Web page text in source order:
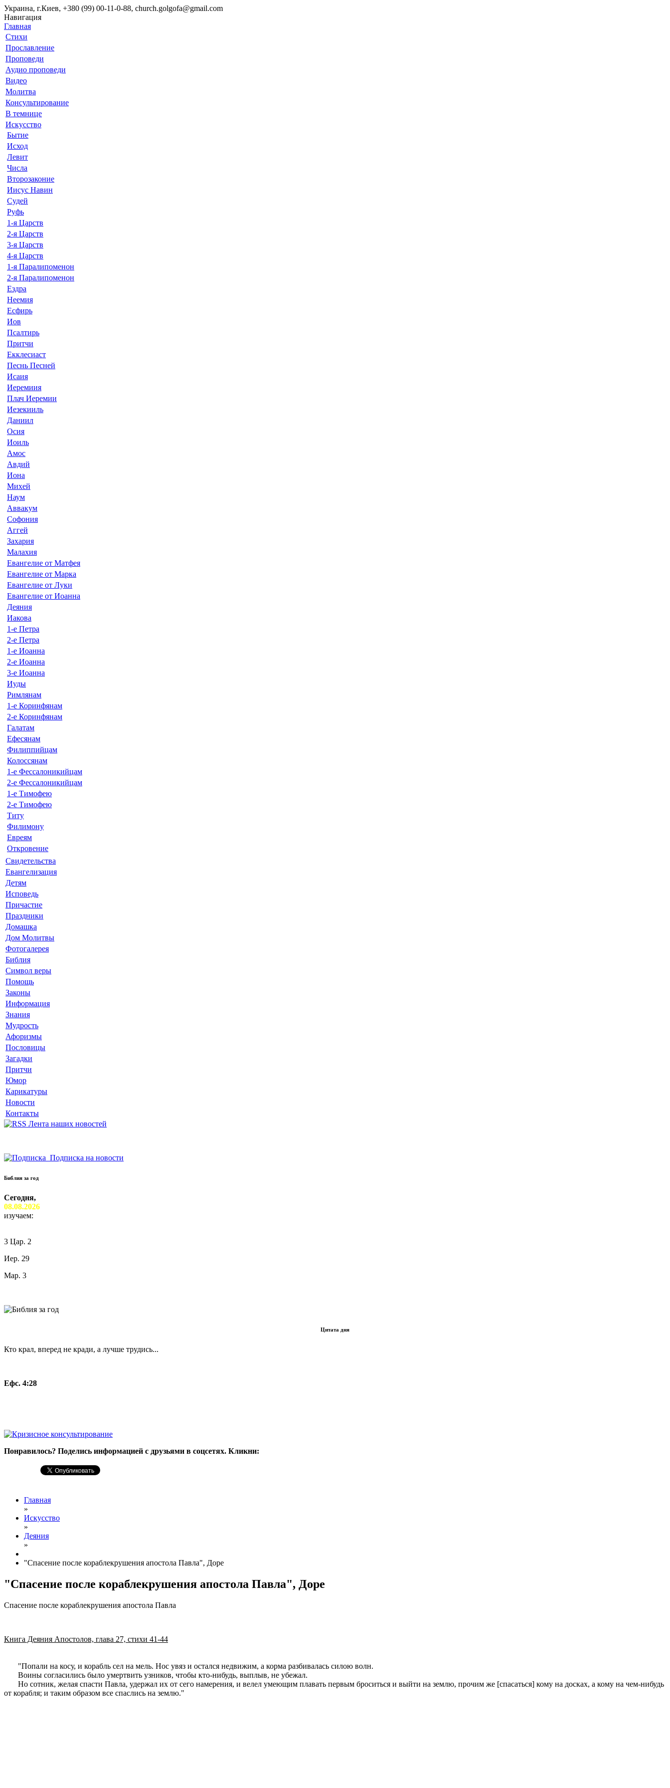
Украина, г.Киев, +380 (99) 00-11-0-88, church.golgofa@gmail.com
Навигация
Главная
Стихи
Прославление
Проповеди
Аудио проповеди
Видео
Молитва
Консультирование
В темнице
Искусство
Бытие
Исход
Левит
Числа
Второзаконие
Иисус Навин
Судей
Руфь
1-я Царств
2-я Царств
3-я Царств
4-я Царств
1-я Паралипоменон
2-я Паралипоменон
Ездра
Неемия
Есфирь
Иов
Псалтирь
Притчи
Екклесиаст
Песнь Песней
Исаия
Иеремиия
Плач Иеремии
Иезекииль
Даниил
Осия
Иоиль
Амос
Авдий
Иона
Михей
Наум
Аввакум
Софония
Аггей
Захария
Малахия
Евангелие от Матфея
Евангелие от Марка
Евангелие от Луки
Евангелие от Иоанна
Деяния
Иакова
1-е Петра
2-е Петра
1-е Иоанна
2-е Иоанна
3-е Иоанна
Иуды
Римлянам
1-е Коринфянам
2-е Коринфянам
Галатам
Ефесянам
Филиппийцам
Колоссянам
1-е Фессалоникийцам
2-е Фессалоникийцам
1-е Тимофею
2-е Тимофею
Титу
Филимону
Евреям
Откровение
Свидетельства
Евангелизация
Детям
Исповедь
Причастие
Праздники
Домашка
Дом Молитвы
Фотогалерея
Библия
Символ веры
Помощь
Законы
Информация
Знания
Мудрость
Афоризмы
Пословицы
Загадки
Притчи
Юмор
Карикатуры
Новости
Контакты
Лента наших новостей
Подписка на новости
Библия за год
Сегодня,
08.08.2026
изучаем:
3 Цар. 2
Иер. 29
Мар. 3
Цитата дня
Кто крал, вперед не кради, а лучше трудись...
Ефс. 4:28
Понравилось? Поделись информацией с друзьями в соцсетях. Кликни:
Главная
»
Искусство
»
Деяния
»
"Спасение после кораблекрушения апостола Павла", Доре
"Спасение после кораблекрушения апостола Павла", Доре
Спасение после кораблекрушения апостола Павла
Книга Деяния Апостолов, глава 27, стихи 41-44
"Попали на косу, и корабль сел на мель. Нос увяз и остался недвижим, а корма разбивалась силою волн.
Воины согласились было умертвить узников, чтобы кто-нибудь, выплыв, не убежал.
Но сотник, желая спасти Павла, удержал их от сего намерения, и велел умеющим плавать первым броситься и выйти на землю, прочим же [спасаться] кому на досках, а кому на чем-нибудь
от корабля; и таким образом все спаслись на землю."